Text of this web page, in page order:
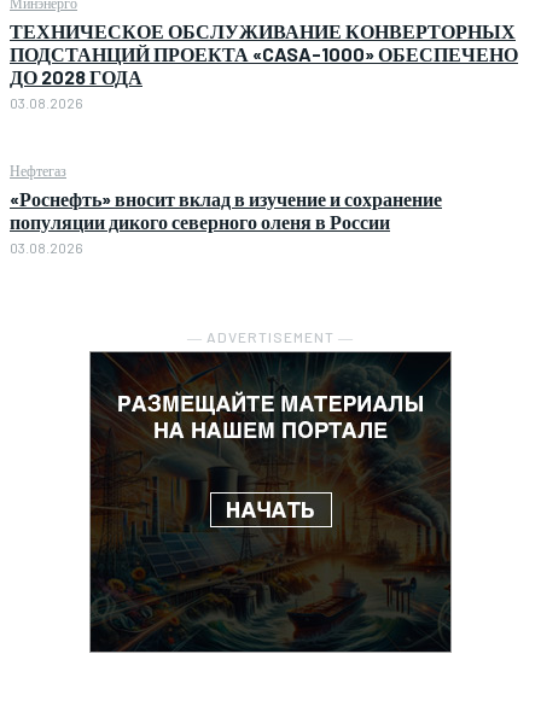
ТЕХНИЧЕСКОЕ ОБСЛУЖИВАНИЕ КОНВЕРТОРНЫХ
ПОДСТАНЦИЙ ПРОЕКТА «CASA-1000» ОБЕСПЕЧЕНО
ДО 2028 ГОДА
03.08.2026
Нефтегаз
«Роснефть» вносит вклад в изучение и сохранение
популяции дикого северного оленя в России
03.08.2026
― ADVERTISEMENT ―